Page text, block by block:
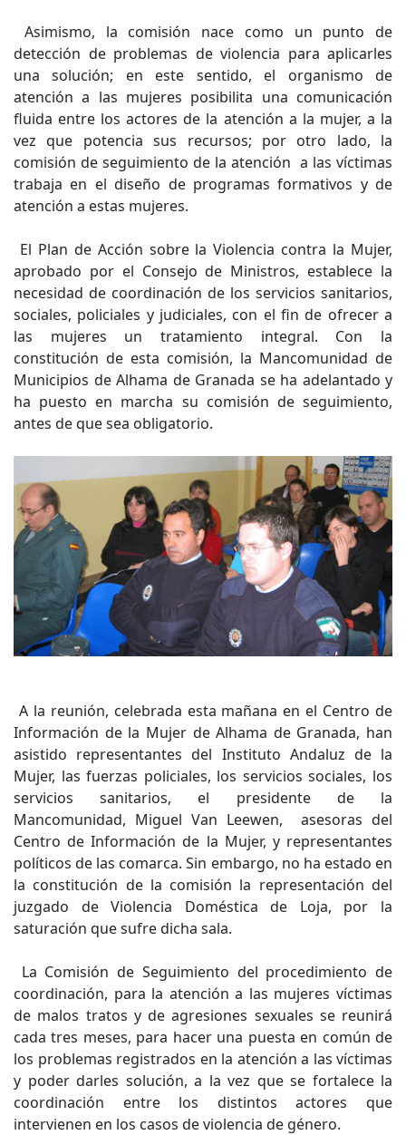
Asimismo, la comisión nace como un punto de
detección de problemas de violencia para aplicarles
una solución; en este sentido, el organismo de
atención a las mujeres posibilita una comunicación
fluida entre los actores de la atención a la mujer, a la
vez que potencia sus recursos; por otro lado, la
comisión de seguimiento de la atención a las víctimas
trabaja en el diseño de programas formativos y de
atención a estas mujeres.
El Plan de Acción sobre la Violencia contra la Mujer,
aprobado por el Consejo de Ministros, establece la
necesidad de coordinación de los servicios sanitarios,
sociales, policiales y judiciales, con el fin de ofrecer a
las mujeres un tratamiento integral. Con la
constitución de esta comisión, la Mancomunidad de
Municipios de Alhama de Granada se ha adelantado y
ha puesto en marcha su comisión de seguimiento,
antes de que sea obligatorio.
A la reunión, celebrada esta mañana en el Centro de
Información de la Mujer de Alhama de Granada, han
asistido representantes del Instituto Andaluz de la
Mujer, las fuerzas policiales, los servicios sociales, los
servicios sanitarios, el presidente de la
Mancomunidad, Miguel Van Leewen, asesoras del
Centro de Información de la Mujer, y representantes
políticos de las comarca. Sin embargo, no ha estado en
la constitución de la comisión la representación del
juzgado de Violencia Doméstica de Loja, por la
saturación que sufre dicha sala.
La Comisión de Seguimiento del procedimiento de
coordinación, para la atención a las mujeres víctimas
de malos tratos y de agresiones sexuales se reunirá
cada tres meses, para hacer una puesta en común de
los problemas registrados en la atención a las víctimas
y poder darles solución, a la vez que se fortalece la
coordinación entre los distintos actores que
intervienen en los casos de violencia de género.